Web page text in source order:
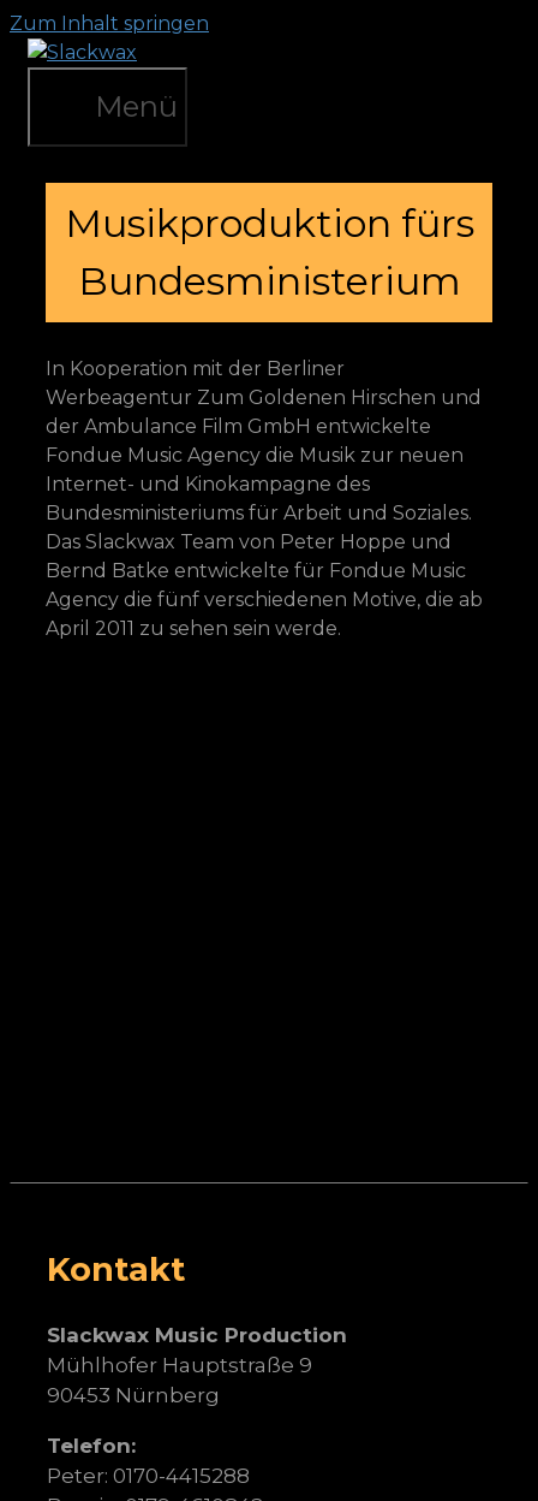
Zum Inhalt springen
Menü
Musikproduktion fürs
Bundesministerium
In Kooperation mit der Berliner
Werbeagentur Zum Goldenen Hirschen und
der Ambulance Film GmbH entwickelte
Fondue Music Agency die Musik zur neuen
Internet- und Kinokampagne des
Bundesministeriums für Arbeit und Soziales.
Das Slackwax Team von Peter Hoppe und
Bernd Batke entwickelte für Fondue Music
Agency die fünf verschiedenen Motive, die ab
April 2011 zu sehen sein werde.
Kontakt
Slackwax Music Production
Mühlhofer Hauptstraße 9
90453 Nürnberg
Telefon:
Peter: 0170-4415288